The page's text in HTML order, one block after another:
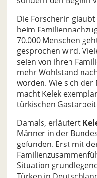
Die Forscherin
beim
70.000 Menschen
gesprochen wird.
seien von ihren
mehr Wohlstand
worden. Wie sich der
macht Kelek
türkischen
Damals, erläutert
Männer in der
gefunden. Erst mit
Situation